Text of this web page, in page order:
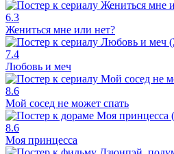
6.3
Жениться мне или нет?
7.4
Любовь и меч
8.6
Мой сосед не может спать
8.6
Моя принцесса